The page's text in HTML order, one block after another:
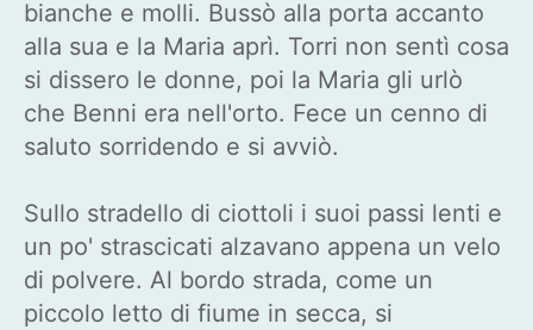
bianche e molli. Bussò alla porta accanto
alla sua e la Maria aprì. Torri non sentì cosa
si dissero le donne, poi la Maria gli urlò
che Benni era nell'orto. Fece un cenno di
saluto sorridendo e si avviò.
Sullo stradello di ciottoli i suoi passi lenti e
un po' strascicati alzavano appena un velo
di polvere. Al bordo strada, come un
piccolo letto di fiume in secca, si